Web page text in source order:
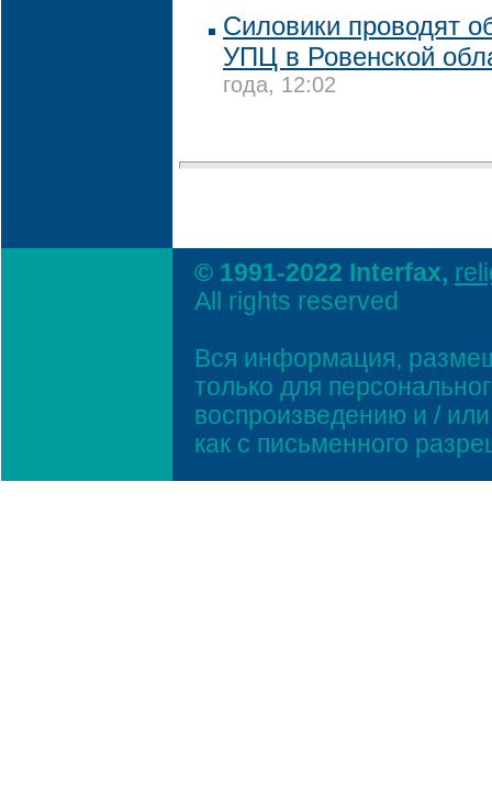
Силовики проводят
УПЦ в Ровенской
года, 12:02
© 1991-2022 Interfax,
All rights reserved
Вся информация,
только для
воспроизведению и /
как с письменного